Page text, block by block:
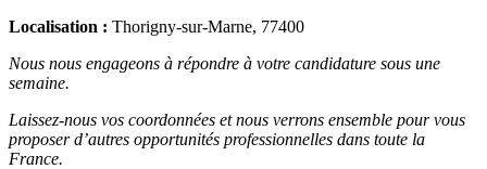
Localisation : Thorigny-sur-Marne, 77400
Nous nous engageons à répondre à votre candidature sous une
semaine.
Laissez-nous vos coordonnées et nous verrons ensemble pour vous
proposer d’autres opportunités professionnelles dans toute la
France.